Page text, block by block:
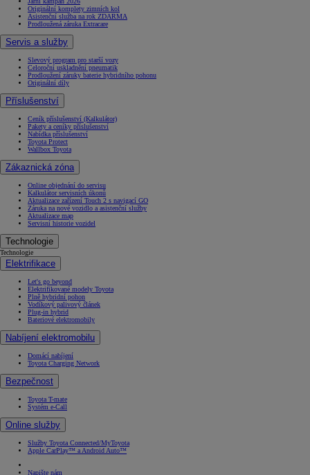
Originální komplety zimních kol
Asistenční služba na rok ZDARMA
Prodloužená záruka Extracare
Servis a služby
Slevový program pro starší vozy
Celoroční uskladnění pneumatik
Prodloužení záruky baterie hybridního pohonu
Originální díly
Příslušenství
Ceník příslušenství (Kalkulátor)
Pakety a ceníky příslušenství
Nabídka příslušenství
Toyota Protect
Wallbox Toyota
Zákaznická zóna
Online objednání do servisu
Kalkulátor servisních úkonů
Aktualizace zařízení Touch 2 s navigací GO
Záruka na nové vozidlo a asistenční služby
Aktualizace map
Servisní historie vozidel
Technologie
Technologie
Elektrifikace
Let's go beyond
Elektrifikované modely Toyota
Plně hybridní pohon
Vodíkový palivový článek
Plug-in hybrid
Bateriové elektromobily
Nabíjení elektromobilu
Domácí nabíjení
Toyota Charging Network
Bezpečnost
Toyota T-mate
Systém e-Call
Online služby
Služby Toyota Connected/MyToyota
Apple CarPlay™ a Android Auto™
Napište nám